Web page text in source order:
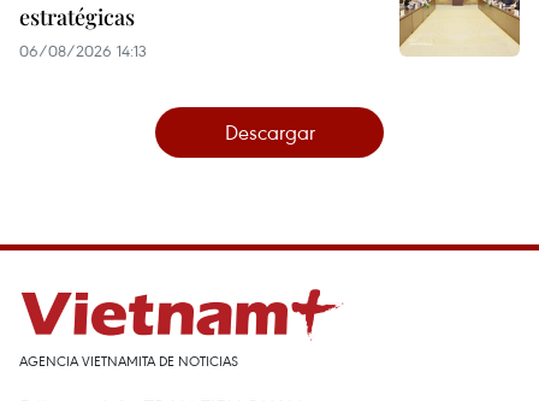
estratégicas
06/08/2026 14:13
Descargar
AGENCIA VIETNAMITA DE NOTICIAS